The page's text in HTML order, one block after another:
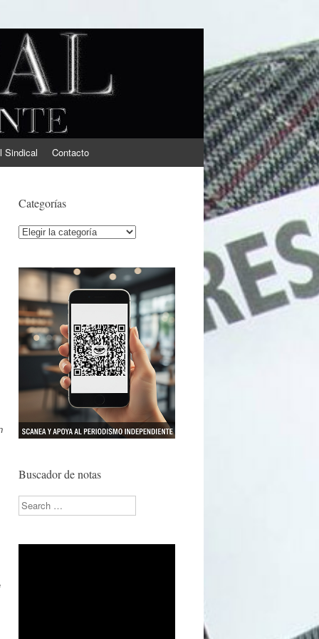
Sindical Contacto
Categorías
Categorías
Buscador de notas
Search